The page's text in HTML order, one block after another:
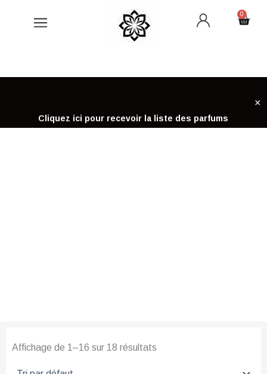
0
Cart
Cliquez ici pour recevoir la liste des parfums
×
Affichage de 1–16 sur 18 résultats